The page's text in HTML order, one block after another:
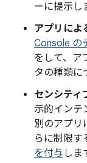
ーに提示し
アプリによ
Console の
をして、ア
タの種類に
センシティ
示的インテ
別のアプリ
らに制限す
を付与しま